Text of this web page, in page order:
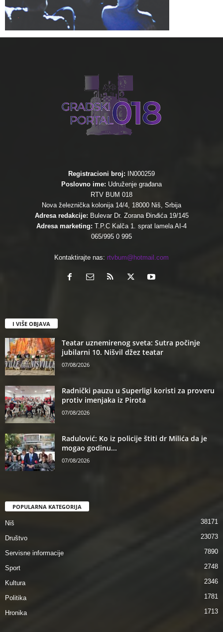
Registracioni broj:
IN000259
Poslovno ime: Udruženje građana
RTV BUM 018
Nova železnička kolonija 14/4, 18000 Niš, Srbija
Adresa redakcije: Bulevar Dr. Zorana Đinđića 19/145
Adresa marketing: T.P.C Kalča 1. sprat lamela AI-4
065/995 0 995
Kontaktirajte nas: rtvbum@hotmail.com
I VIŠE OBJAVA
Teatar uznemirenog sveta: Sutra počinje
jubilarni 10. Nišvil džez teatar
07/08/2026
Radnički pauzu u Superligi koristi za proveru
protiv imenjaka iz Pirota
07/08/2026
Radulović: Ko iz policije štiti dr Milića da je
mogao godinu...
07/08/2026
POPULARNA KATEGORIJA
Niš 38171
Društvo 23073
Servisne informacije 7890
Sport 2748
Kultura 2346
Politika 1781
Hronika 1713